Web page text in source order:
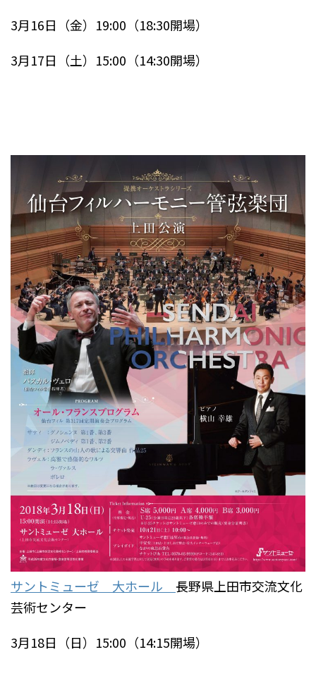
3月16日（金）19:00（18:30開場）
3月17日（土）15:00（14:30開場）
サントミューゼ 大ホール 長野県上田市交流文化
芸術センター
3月18日（日）15:00（14:15開場）